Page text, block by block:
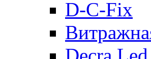
D-C-Fix